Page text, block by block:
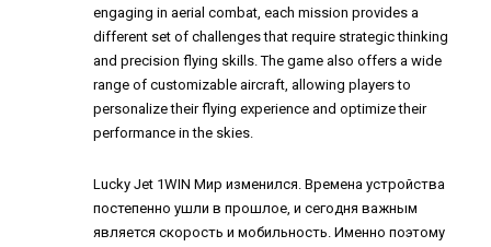
engaging in aerial combat, each mission provides a
different set of challenges that require strategic thinking
and precision flying skills. The game also offers a wide
range of customizable aircraft, allowing players to
personalize their flying experience and optimize their
performance in the skies.
Lucky Jet 1WIN Мир изменился. Времена устройства
постепенно ушли в прошлое, и сегодня важным
является скорость и мобильность. Именно поэтому